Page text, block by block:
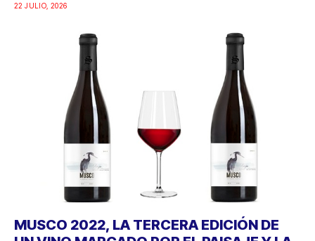
22 JULIO, 2026
MUSCO 2022, LA TERCERA EDICIÓN DE